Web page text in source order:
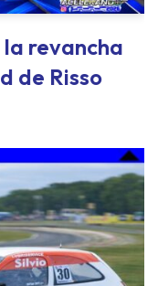
revancha
de Risso